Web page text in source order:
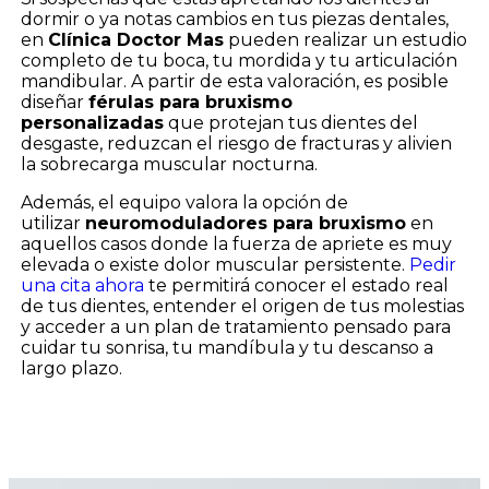
dormir o ya notas cambios en tus piezas dentales,
en Clínica Doctor Maspueden realizar un estudio
completo de tu boca, tu mordida y tu articulación
mandibular. A partir de esta valoración, es posible
diseñar férulas para bruxismo
personalizadasque protejan tus dientes del
desgaste, reduzcan el riesgo de fracturas y alivien
la sobrecarga muscular nocturna.
Además, el equipo valora la opción de
utilizar neuromoduladores para bruxismoen
aquellos casos donde la fuerza de apriete es muy
elevada o existe dolor muscular persistente. Pedir
una cita ahora te permitirá conocer el estado real
de tus dientes, entender el origen de tus molestias
y acceder a un plan de tratamiento pensado para
cuidar tu sonrisa, tu mandíbula y tu descanso a
largo plazo.